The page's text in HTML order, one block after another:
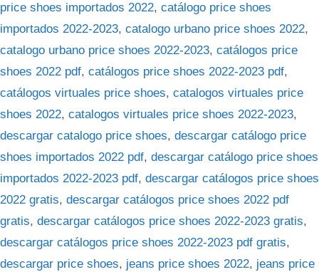
price shoes importados 2022, catálogo price shoes
importados 2022-2023, catalogo urbano price shoes 2022,
catalogo urbano price shoes 2022-2023, catálogos price
shoes 2022 pdf, catálogos price shoes 2022-2023 pdf,
catálogos virtuales price shoes, catalogos virtuales price
shoes 2022, catalogos virtuales price shoes 2022-2023,
descargar catalogo price shoes, descargar catálogo price
shoes importados 2022 pdf, descargar catálogo price shoes
importados 2022-2023 pdf, descargar catálogos price shoes
2022 gratis, descargar catálogos price shoes 2022 pdf
gratis, descargar catálogos price shoes 2022-2023 gratis,
descargar catálogos price shoes 2022-2023 pdf gratis,
descargar price shoes, jeans price shoes 2022, jeans price